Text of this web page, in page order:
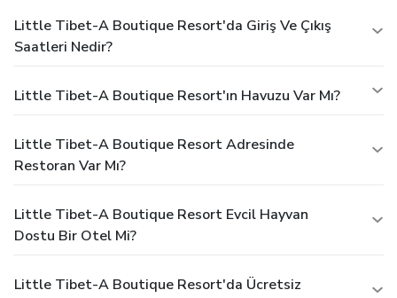
Little Tibet-A Boutique Resort'da Giriş Ve Çıkış
Saatleri Nedir?
Little Tibet-A Boutique Resort'ın Havuzu Var Mı?
Little Tibet-A Boutique Resort Adresinde
Restoran Var Mı?
Little Tibet-A Boutique Resort Evcil Hayvan
Dostu Bir Otel Mi?
Little Tibet-A Boutique Resort'da Ücretsiz